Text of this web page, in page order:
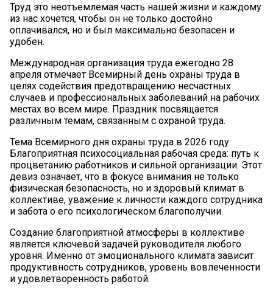
Труд это неотъемлемая часть нашей жизни и каждому
из нас хочется, чтобы он не только достойно
оплачивался, но и был максимально безопасен и
удобен.
Международная организация труда ежегодно 28
апреля отмечает Всемирный день охраны труда в
целях содействия предотвращению несчастных
случаев и профессиональных заболеваний на рабочих
местах во всем мире. Праздник посвящается
различным темам, связанным с охраной труда.
Тема Всемирного дня охраны труда в 2026 году
Благоприятная психосоциальная рабочая среда: путь к
процветанию работников и сильной организации. Этот
девиз означает, что в фокусе внимания не только
физическая безопасность, но и здоровый климат в
коллективе, уважение к личности каждого сотрудника
и забота о его психологическом благополучии.
Создание благоприятной атмосферы в коллективе
является ключевой задачей руководителя любого
уровня. Именно от эмоционального климата зависит
продуктивность сотрудников, уровень вовлеченности
и удовлетворенность работой.